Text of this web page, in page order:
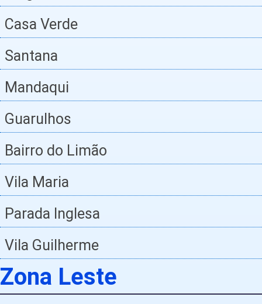
Casa Verde
Santana
Mandaqui
Guarulhos
Bairro do Limão
Vila Maria
Parada Inglesa
Vila Guilherme
Zona Leste